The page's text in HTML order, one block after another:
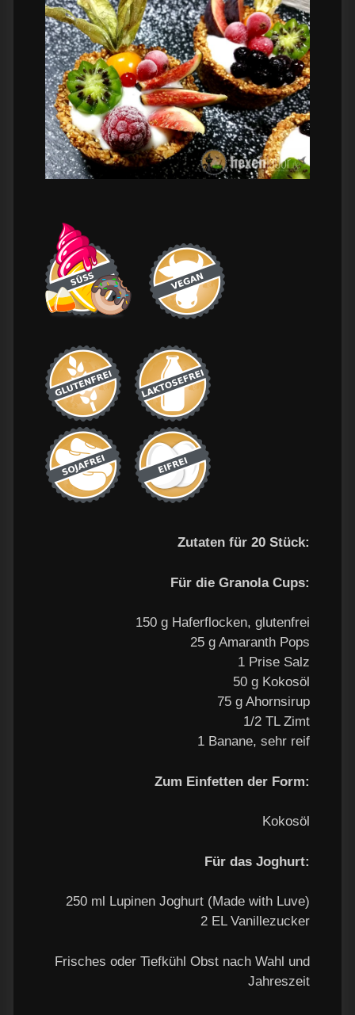
Zutaten für 20 Stück:
Für die Granola Cups:
150 g Haferflocken, glutenfrei
25 g Amaranth Pops
1 Prise Salz
50 g Kokosöl
75 g Ahornsirup
1/2 TL Zimt
1 Banane, sehr reif
Zum Einfetten der Form:
Kokosöl
Für das Joghurt:
250 ml Lupinen Joghurt (Made with Luve)
2 EL Vanillezucker
Frisches oder Tiefkühl Obst nach Wahl und
Jahreszeit